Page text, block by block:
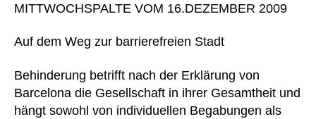
MITTWOCHSPALTE VOM 16.DEZEMBER 2009
Auf dem Weg zur barrierefreien Stadt
Behinderung betrifft nach der Erklärung von
Barcelona die Gesellschaft in ihrer Gesamtheit und
hängt sowohl von individuellen Begabungen als